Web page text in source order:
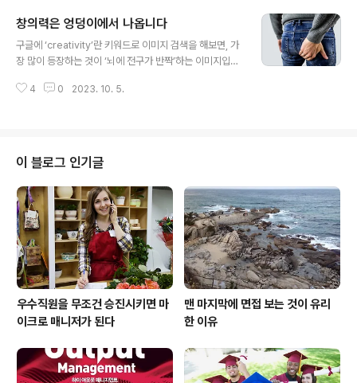
중요한 일에 집중하는 데 방해가 되는 일들을 하지 않는 것
이 어쩌면 생산성을 더 높이는 행동일지 모릅니다. 예를 들
어, 이런 식으로 '하지 않을 일 목록'을 세우면 어떨까요? 많
일 목록'인데요, 서너 가지면 충분합니다. - 일과시간(9시
창의력은 엉덩이에서 나옵니다
구글에 ‘creativity’란 키워드로 이미지 검색을 해보면, 가
장 많이 등장하는 것이 ‘뇌에 전구가 반짝’하는 이미지입니
이런 이미지가 우리에게 선입견과 착각을 심어주었다고 생
다. 재빨리 떠올렸든, 지지부진하다가 막판에 가서 좋은 아
이디어가 떠올랐든, 창의성은 그 아이디어를 실행할 경우
의 예상되는 효과로 판단되어야 합니다. 좀처럼 좋은 아이
디어가 나오지 않는다면 그건 아직 시간이 더 필요하다는
뜻입니다. 그 시점에서 중단할 게 아니라 좀더 시간을 들여
아이디어를 갈고 닦아야 하죠. ..
4 0 2023. 10. 5.
이 블로그 인기글
우수직원을 무조건 승진시키면 마
이크로 매니저가 된다
맨 마지막에 면접 보는 것이 유리
한 이유